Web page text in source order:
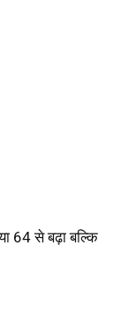
64 से बढ़ा बल्कि